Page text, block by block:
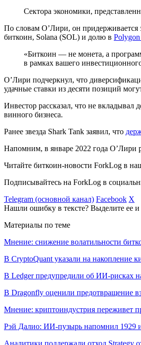
Сектора экономики,
По словам О’Лири, он придерживается
биткоин, Solana (SOL) и долю в
«Биткоин — не монета, а
в рамках вашего
О’Лири подчеркнул, что
удачные ставки из десяти позиций
Инвестор рассказал, что не вкладывал
винного бизнеса.
Ранее звезда Shark Tank заявил, что
Напомним, в январе 2022 года О’Лири
Читайте биткоин-новости ForkLog в
Подписывайтесь на ForkLog в
Telegram (основной канал) Facebook X
Нашли ошибку в тексте? Выделите ее
Материалы по теме
Мнение: снижение волатильности
В CryptoQuant указали на накопление
В Ledger предупредили об ИИ-рисках
В Dragonfly оценили предотвращение
Мнение: криптоиндустрия переживет
Рэй Далио: ИИ-пузырь напомнил 1929
Аналитики поддержали отход Strategy